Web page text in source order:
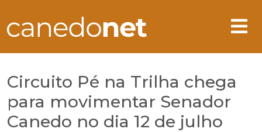
Circuito Pé na Trilha chega
para movimentar Senador
Canedo no dia 12 de julho